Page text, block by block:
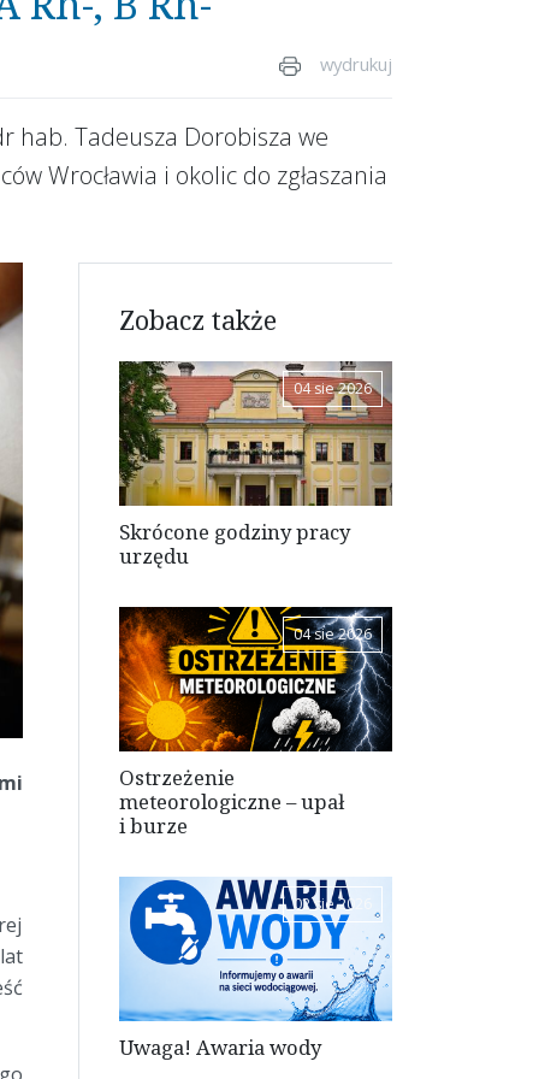
wydrukuj
hab. Tadeusza Dorobisza we
Wrocławia i okolic do zgłaszania
Zobacz także
04 sie 2026
Skrócone godziny pracy
urzędu
04 sie 2026
Ostrzeżenie
meteorologiczne – upał
i burze
02 sie 2026
Uwaga! Awaria wody